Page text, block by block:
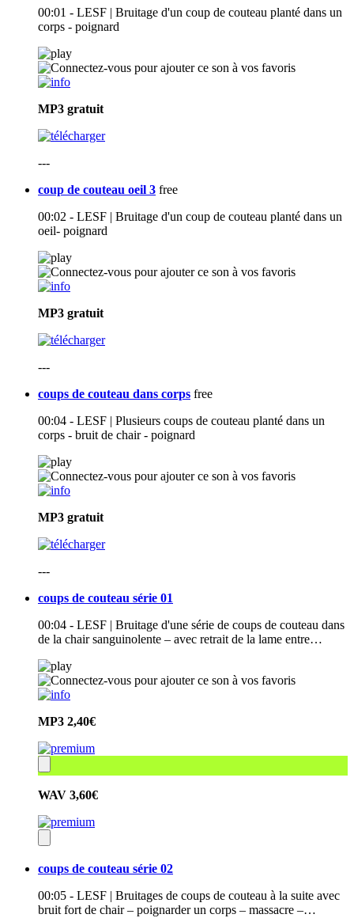
00:01 - LESF | Bruitage d'un coup de couteau planté dans un
corps - poignard
MP3 gratuit
---
coup de couteau oeil 3 free
00:02 - LESF | Bruitage d'un coup de couteau planté dans un
oeil- poignard
MP3 gratuit
---
coups de couteau dans corps free
00:04 - LESF | Plusieurs coups de couteau planté dans un
corps - bruit de chair - poignard
MP3 gratuit
---
coups de couteau série 01
00:04 - LESF | Bruitage d'une série de coups de couteau dans
de la chair sanguinolente – avec retrait de la lame entre…
MP3 2,40€
WAV 3,60€
coups de couteau série 02
00:05 - LESF | Bruitages de coups de couteau à la suite avec
bruit fort de chair – poignarder un corps – massacre –…